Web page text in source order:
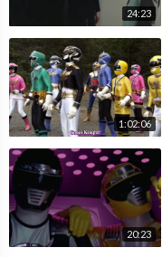
24:23
1:02:06
20:23